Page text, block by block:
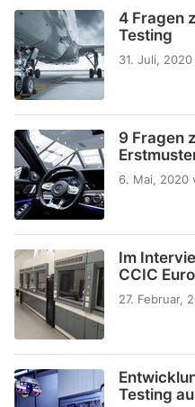
4 Fragen
Testing
31. Juli, 2020
9 Fragen
6. Mai, 2020
Im
CCIC
27. Februar,
Testing